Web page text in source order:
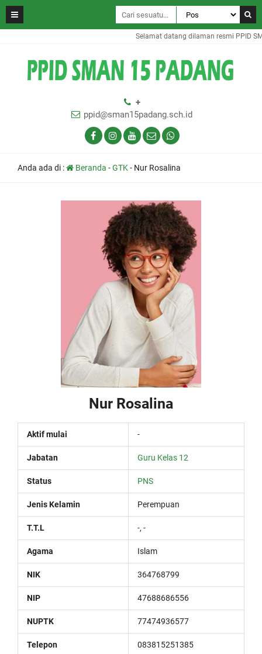
Selamat datang dilaman resmi PPID
+
ppid@sman15padang.sch.id
Anda ada di : Beranda -GTK- Nur Rosalina
Nur Rosalina
Aktif mulai -
Jabatan Guru Kelas 12
Status PNS
Jenis Kelamin Perempuan
T.T.L -, -
Agama Islam
NIK 364768799
NIP 47688686556
NUPTK 77474936577
Telepon 083815251385